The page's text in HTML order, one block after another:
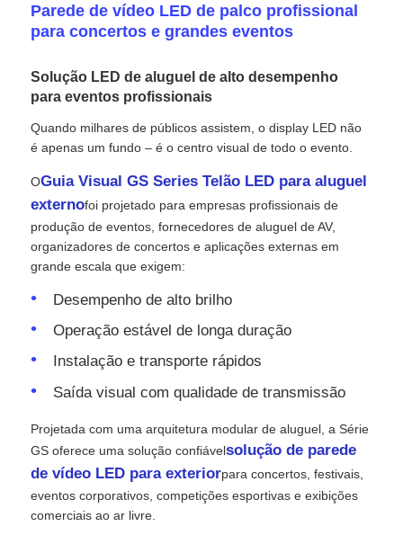
Contacte-nos
Notícias
Casos
Solicitar Orçamento
Vídeo Wall Display de LED
Tela da tela LED
Tela do diodo emissor de luz do concerto
Parede de vídeo led de cobra
Parede de vídeo LED de palco profissional
para concertos e grandes eventos
Solução LED de aluguel de alto desempenho
para eventos profissionais
Quando milhares de públicos assistem, o display LED não
é apenas um fundo – é o centro visual de todo o evento.
OGuia Visual GS Series Telão LED para aluguel
externofoi projetado para empresas profissionais de
produção de eventos, fornecedores de aluguel de AV,
organizadores de concertos e aplicações externas em
grande escala que exigem:
Desempenho de alto brilho
Operação estável de longa duração
Instalação e transporte rápidos
Saída visual com qualidade de transmissão
Projetada com uma arquitetura modular de aluguel, a Série
GS oferece uma solução confiávelsolução de parede
de vídeo LED para exteriorpara concertos, festivais,
eventos corporativos, competições esportivas e exibições
comerciais ao ar livre.